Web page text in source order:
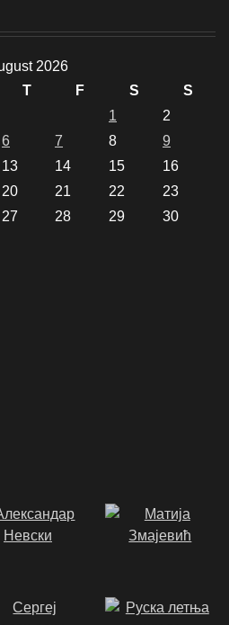
2026
T F S
S
1
2
6 7 8
9
13 14 15
16
20 21 22
23
27 28 29
30